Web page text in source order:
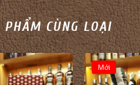
PHẨM CÙNG LOẠI
Mới